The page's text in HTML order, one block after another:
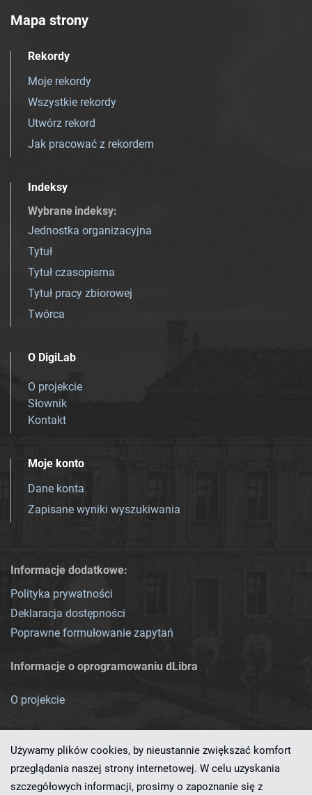
Mapa strony
Rekordy
Moje rekordy
Wszystkie rekordy
Utwórz rekord
Jak pracować z rekordem
Indeksy
Wybrane indeksy:
Jednostka organizacyjna
Tytuł
Tytuł czasopisma
Tytuł pracy zbiorowej
Twórca
O DigiLab
O projekcie
Słownik
Kontakt
Moje konto
Dane konta
Zapisane wyniki wyszukiwania
Informacje dodatkowe:
Polityka prywatności
Deklaracja dostępności
Poprawne formułowanie zapytań
Informacje o oprogramowaniu dLibra
O projekcie
Używamy plików cookies, by nieustannie zwiększać komfort
przeglądania naszej strony internetowej. W celu uzyskania
szczegółowych informacji, prosimy o zapoznanie się z